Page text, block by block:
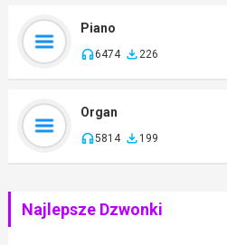
Piano
6474 226
Organ
5814 199
Najlepsze Dzwonki